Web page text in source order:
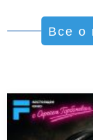
Все о